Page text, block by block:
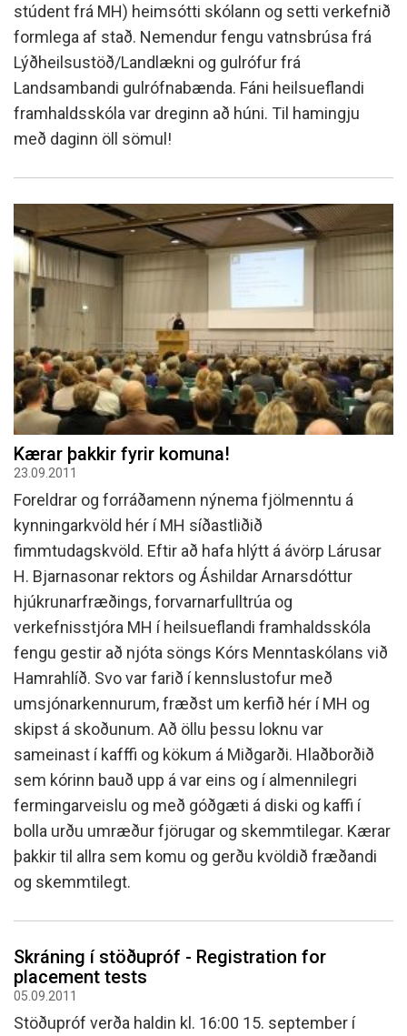
stúdent frá MH) heimsótti skólann og setti verkefnið
formlega af stað. Nemendur fengu vatnsbrúsa frá
Lýðheilsustöð/Landlækni og gulrófur frá
Landsambandi gulrófnabænda. Fáni heilsueflandi
framhaldsskóla var dreginn að húni. Til hamingju
með daginn öll sömul!
Kærar þakkir fyrir komuna!
23.09.2011
Foreldrar og forráðamenn nýnema fjölmenntu á
kynningarkvöld hér í MH síðastliðið
fimmtudagskvöld. Eftir að hafa hlýtt á ávörp Lárusar
H. Bjarnasonar rektors og Áshildar Arnarsdóttur
hjúkrunarfræðings, forvarnarfulltrúa og
verkefnisstjóra MH í heilsueflandi framhaldsskóla
fengu gestir að njóta söngs Kórs Menntaskólans við
Hamrahlíð. Svo var farið í kennslustofur með
umsjónarkennurum, fræðst um kerfið hér í MH og
skipst á skoðunum. Að öllu þessu loknu var
sameinast í kafffi og kökum á Miðgarði. Hlaðborðið
sem kórinn bauð upp á var eins og í almennilegri
fermingarveislu og með góðgæti á diski og kaffi í
bolla urðu umræður fjörugar og skemmtilegar. Kærar
þakkir til allra sem komu og gerðu kvöldið fræðandi
og skemmtilegt.
Skráning í stöðupróf - Registration for
placement tests
05.09.2011
Stöðupróf verða haldin kl. 16:00 15. september í